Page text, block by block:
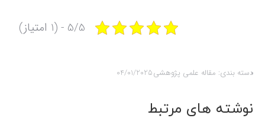
5/5 - (1 امتیاز)
دسته بندی: مقاله علمی پژوهشی04/01/2025
نوشته های مرتبط